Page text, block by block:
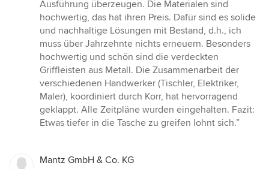
Ausführung überzeugen. Die Materialen sind
hochwertig, das hat ihren Preis. Dafür sind es solide
und nachhaltige Lösungen mit Bestand, d.h., ich
muss über Jahrzehnte nichts erneuern. Besonders
hochwertig und schön sind die verdeckten
Griffleisten aus Metall. Die Zusammenarbeit der
verschiedenen Handwerker (Tischler, Elektriker,
Maler), koordiniert durch Korr, hat hervorragend
geklappt. Alle Zeitpläne wurden eingehalten. Fazit:
Etwas tiefer in die Tasche zu greifen lohnt sich.”
Mantz GmbH & Co. KG